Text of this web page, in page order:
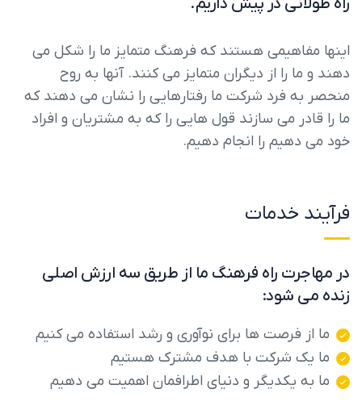
اینها مفاهیمی هستند که فرهنگ متمایز ما را شکل می
دهند و ما را از دیگران متمایز می کنند. آنها به روح
منحصر به فرد شرکت ما رفتارهایی را نشان می دهند که
ما را قادر می سازند قول هایی را که به مشتریان و افراد
خود می دهیم را انجام دهیم.
فرآیند خدمات
در مهاجرت راه فرهنگ ما از طریق سه ارزش اصلی
زنده می شود:
ما از فرصت ها برای نوآوری و رشد استفاده می کنیم
ما یک شرکت با هدف مشترک هستیم
ما به یکدیگر و دنیای اطرافمان اهمیت می دهیم